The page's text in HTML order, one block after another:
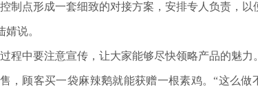
点形成一套细致的对接方案，安排专人负责，以
说。
中要注意宣传，让大家能够尽快领略产品的魅
，顾客买一袋麻辣鹅就能获赠一根素鸡。“这么